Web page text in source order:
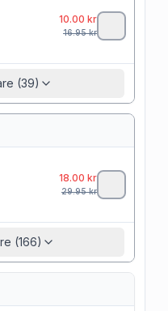
10.00 kr
16.95kr
(39)
18.00 kr
29.95kr
(166)